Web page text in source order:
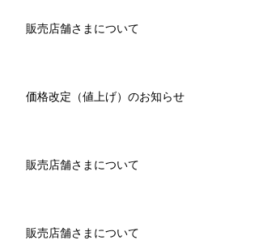
販売店舗さまについて
価格改定（値上げ）のお知らせ
販売店舗さまについて
販売店舗さまについて